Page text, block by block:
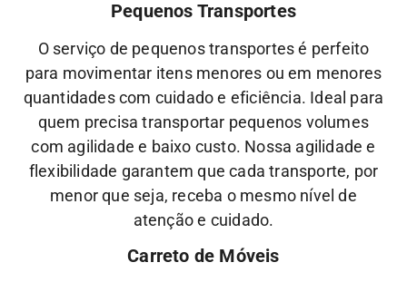
Pequenos Transportes
O serviço de pequenos transportes é perfeito
para movimentar itens menores ou em menores
quantidades com cuidado e eficiência. Ideal para
quem precisa transportar pequenos volumes
com agilidade e baixo custo. Nossa agilidade e
flexibilidade garantem que cada transporte, por
menor que seja, receba o mesmo nível de
atençãoe cuidado.
Carreto de Móveis